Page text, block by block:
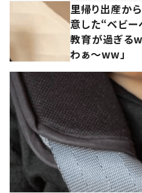
里帰り出産か
意した“ベビ
教育が過ぎる
わぁ～ww」